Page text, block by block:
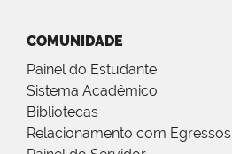
COMUNIDADE
Painel do Estudante
Sistema Acadêmico
Bibliotecas
Relacionamento com Egressos